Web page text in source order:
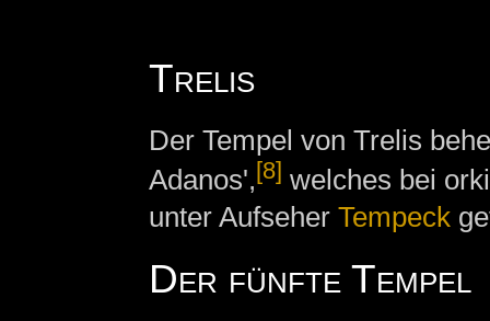
Trelis
Der Tempel von Trelis
Adanos',[8] welches bei
unter Aufseher Tempeck
Der fünfte Tempel